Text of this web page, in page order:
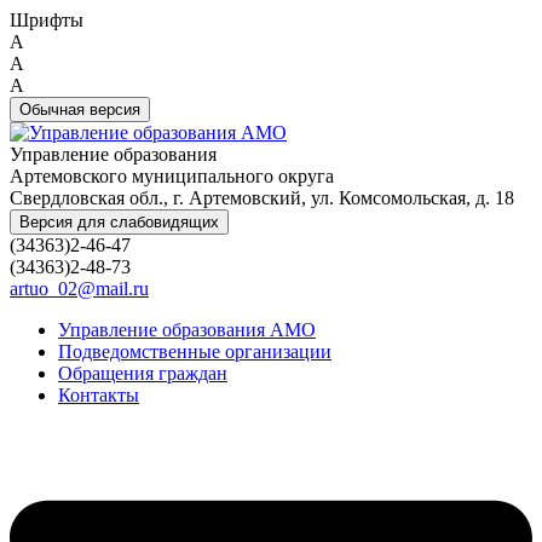
Шрифты
A
A
A
Обычная версия
Управление образования
Артемовского муниципального округа
Свердловская обл., г. Артемовский, ул. Комсомольская, д. 18
Версия для слабовидящих
(34363)2-46-47
(34363)2-48-73
artuo_02@mail.ru
Управление образования АМО
Подведомственные организации
Обращения граждан
Контакты